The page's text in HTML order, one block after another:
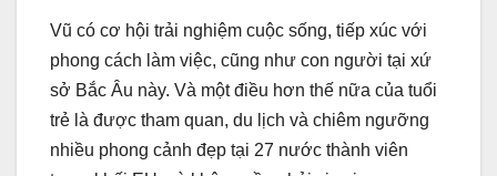
Vũ có cơ hội trải nghiệm cuộc sống, tiếp xúc với
phong cách làm việc, cũng như con người tại xứ
sở Bắc Âu này. Và một điều hơn thế nữa của tuổi
trẻ là được tham quan, du lịch và chiêm ngưỡng
nhiều phong cảnh đẹp tại 27 nước thành viên